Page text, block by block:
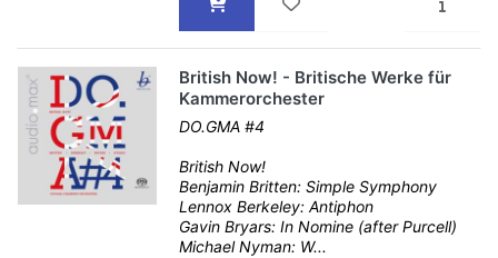
British Now! - Britische Werke für
Kammerorchester
DO.GMA #4
British Now!
Benjamin Britten: Simple Symphony
Lennox Berkeley: Antiphon
Gavin Bryars: In Nomine (after Purcell)
Michael Nyman: W...